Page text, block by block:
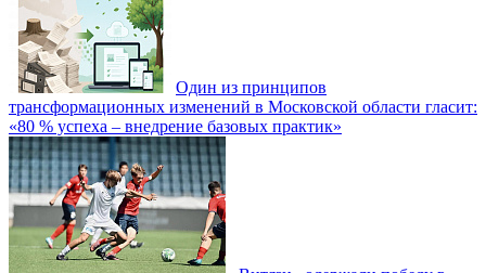
Один из принципов
трансформационных изменений в Московской области гласит:
«80 % успеха – внедрение базовых практик»